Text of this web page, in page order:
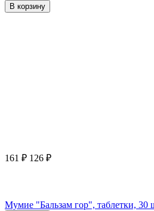
В корзину
161 ₽ 126 ₽
Мумие "Бальзам гор", таблетки,